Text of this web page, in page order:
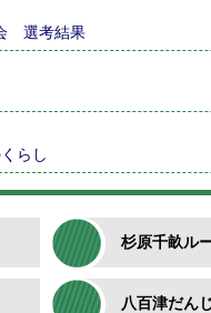
選考結果
らし
杉原千畝ル
八百津だん